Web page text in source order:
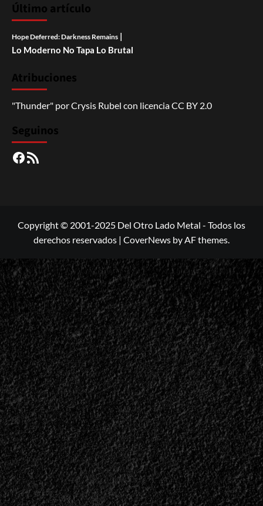
Último artículo
Hope Deferred: Darkness Remains |
Lo Moderno No Tapa Lo Brutal
Atribuciones
"Thunder" porCrysis Rubel con licenciaCC BY 2.0
Seguinos
Facebook
RSS
Copyright © 2001-2025 Del Otro Lado Metal - Todos los
derechos reservados | CoverNews by AF themes.